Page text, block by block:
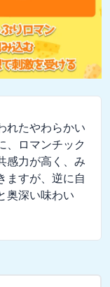
れたやわらかい
、ロマンチック
感力が高く、み
ますが、逆に自
奥深い味わい